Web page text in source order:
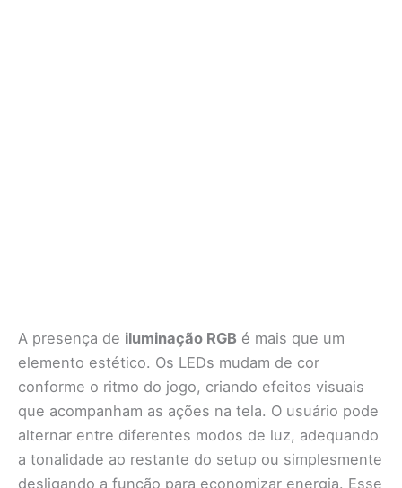
A presença de iluminação RGB é mais que um
elemento estético. Os LEDs mudam de cor
conforme o ritmo do jogo, criando efeitos visuais
que acompanham as ações na tela. O usuário pode
alternar entre diferentes modos de luz, adequando
a tonalidade ao restante do setup ou simplesmente
desligando a função para economizar energia. Esse